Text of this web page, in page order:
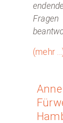
Fragen
(mehr
Anne